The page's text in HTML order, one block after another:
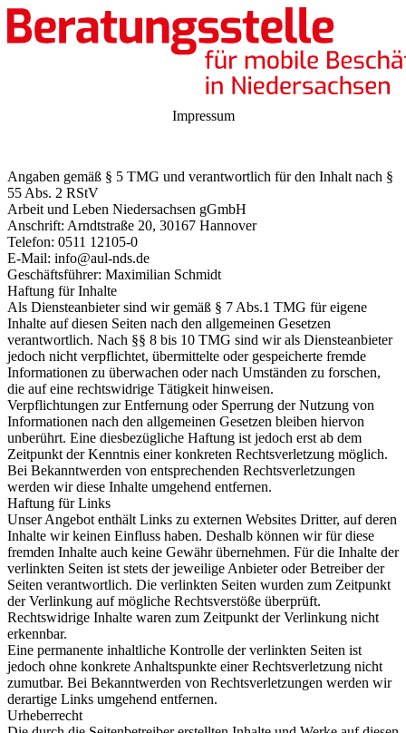
Impressum
Angaben gemäß § 5 TMG und verantwortlich für den Inhalt nach §
55 Abs. 2 RStV
Arbeit und Leben Niedersachsen gGmbH
Anschrift: Arndtstraße 20, 30167 Hannover
Telefon: 0511 12105-0
E-Mail: info@aul-nds.de
Geschäftsführer: Maximilian Schmidt
Haftung für Inhalte
Als Diensteanbieter sind wir gemäß § 7 Abs.1 TMG für eigene
Inhalte auf diesen Seiten nach den allgemeinen Gesetzen
verantwortlich. Nach §§ 8 bis 10 TMG sind wir als Diensteanbieter
jedoch nicht verpflichtet, übermittelte oder gespeicherte fremde
Informationen zu überwachen oder nach Umständen zu forschen,
die auf eine rechtswidrige Tätigkeit hinweisen.
Verpflichtungen zur Entfernung oder Sperrung der Nutzung von
Informationen nach den allgemeinen Gesetzen bleiben hiervon
unberührt. Eine diesbezügliche Haftung ist jedoch erst ab dem
Zeitpunkt der Kenntnis einer konkreten Rechtsverletzung möglich.
Bei Bekanntwerden von entsprechenden Rechtsverletzungen
werden wir diese Inhalte umgehend entfernen.
Haftung für Links
Unser Angebot enthält Links zu externen Websites Dritter, auf deren
Inhalte wir keinen Einfluss haben. Deshalb können wir für diese
fremden Inhalte auch keine Gewähr übernehmen. Für die Inhalte der
verlinkten Seiten ist stets der jeweilige Anbieter oder Betreiber der
Seiten verantwortlich. Die verlinkten Seiten wurden zum Zeitpunkt
der Verlinkung auf mögliche Rechtsverstöße überprüft.
Rechtswidrige Inhalte waren zum Zeitpunkt der Verlinkung nicht
erkennbar.
Eine permanente inhaltliche Kontrolle der verlinkten Seiten ist
jedoch ohne konkrete Anhaltspunkte einer Rechtsverletzung nicht
zumutbar. Bei Bekanntwerden von Rechtsverletzungen werden wir
derartige Links umgehend entfernen.
Urheberrecht